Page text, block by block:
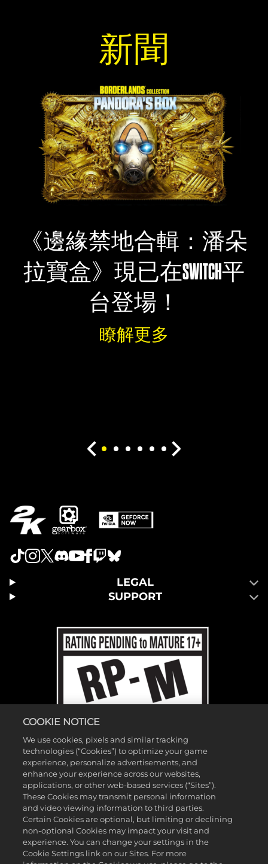
新聞
《邊緣禁地合輯：潘朵
拉寶盒》現已在SWITCH平
台登場！
瞭解更多
LEGAL
SUPPORT
©2026 Gearbox Software。2K Games發行。Gearbox開發。Gearbox、
Borderlands和相關標誌皆為Gearbox Software, LLC.的商標。2K及2K標誌
為Take-Two Interactive Software, Inc.的商標。所有其他標誌及商標皆為其
COOKIE NOTICE
We use cookies, pixels and similar tracking
technologies (“Cookies”) to optimize your game
experience, personalize advertisements, and
enhance your experience across our websites,
applications, or other web-based services (“Sites”).
These Cookies may transmit personal information
and video viewing information to third parties.
Certain Cookies are optional, but limiting or declining
non-optional Cookies may impact your visit and
experience. You can change your settings in the
Cookie Settings link on our Sites. For more